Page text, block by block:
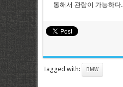
통해서 관람이 가능하다.
Tagged with: BMW